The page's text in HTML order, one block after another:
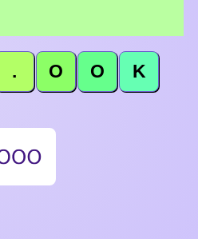
. O O K